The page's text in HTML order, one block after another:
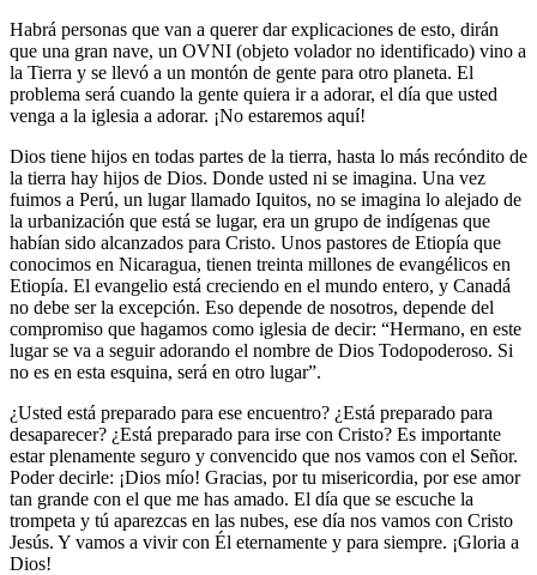
Habrá personas que van a querer dar explicaciones de esto, dirán
que una gran nave, un OVNI (objeto volador no identificado) vino a
la Tierra y se llevó a un montón de gente para otro planeta. El
problema será cuando la gente quiera ir a adorar, el día que usted
venga a la iglesia a adorar. ¡No estaremos aquí!
Dios tiene hijos en todas partes de la tierra, hasta lo más recóndito de
la tierra hay hijos de Dios. Donde usted ni se imagina. Una vez
fuimos a Perú, un lugar llamado Iquitos, no se imagina lo alejado de
la urbanización que está se lugar, era un grupo de indígenas que
habían sido alcanzados para Cristo. Unos pastores de Etiopía que
conocimos en Nicaragua, tienen treinta millones de evangélicos en
Etiopía. El evangelio está creciendo en el mundo entero, y Canadá
no debe ser la excepción. Eso depende de nosotros, depende del
compromiso que hagamos como iglesia de decir: “Hermano, en este
lugar se va a seguir adorando el nombre de Dios Todopoderoso. Si
no es en esta esquina, será en otro lugar”.
¿Usted está preparado para ese encuentro? ¿Está preparado para
desaparecer? ¿Está preparado para irse con Cristo? Es importante
estar plenamente seguro y convencido que nos vamos con el Señor.
Poder decirle: ¡Dios mío! Gracias, por tu misericordia, por ese amor
tan grande con el que me has amado. El día que se escuche la
trompeta y tú aparezcas en las nubes, ese día nos vamos con Cristo
Jesús. Y vamos a vivir con Él eternamente y para siempre. ¡Gloria a
Dios!